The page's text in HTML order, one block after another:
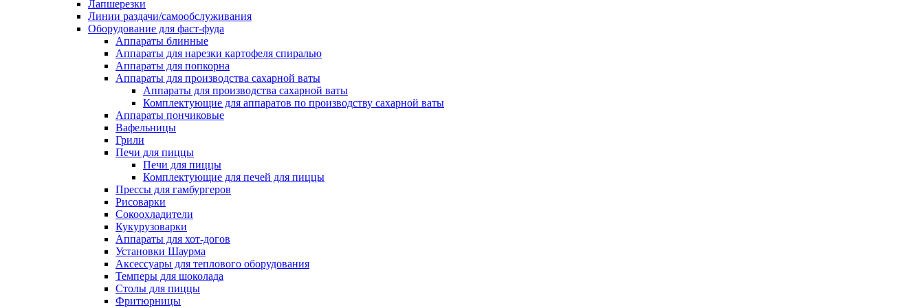
Лапшерезки
Линии раздачи/самообслуживания
Оборудование для фаст-фуда
Аппараты блинные
Аппараты для нарезки картофеля спиралью
Аппараты для попкорна
Аппараты для производства сахарной ваты
Аппараты для производства сахарной ваты
Комплектующие для аппаратов по производству сахарной ваты
Аппараты пончиковые
Вафельницы
Грили
Печи для пиццы
Печи для пиццы
Комплектующие для печей для пиццы
Прессы для гамбургеров
Рисоварки
Сокоохладители
Кукурузоварки
Аппараты для хот-догов
Установки Шаурма
Аксессуары для теплового оборудования
Темперы для шоколада
Столы для пиццы
Фритюрницы